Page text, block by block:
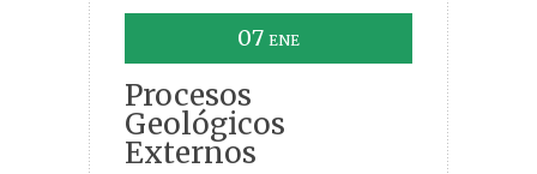
07 ENE
Procesos
Geológicos
Externos